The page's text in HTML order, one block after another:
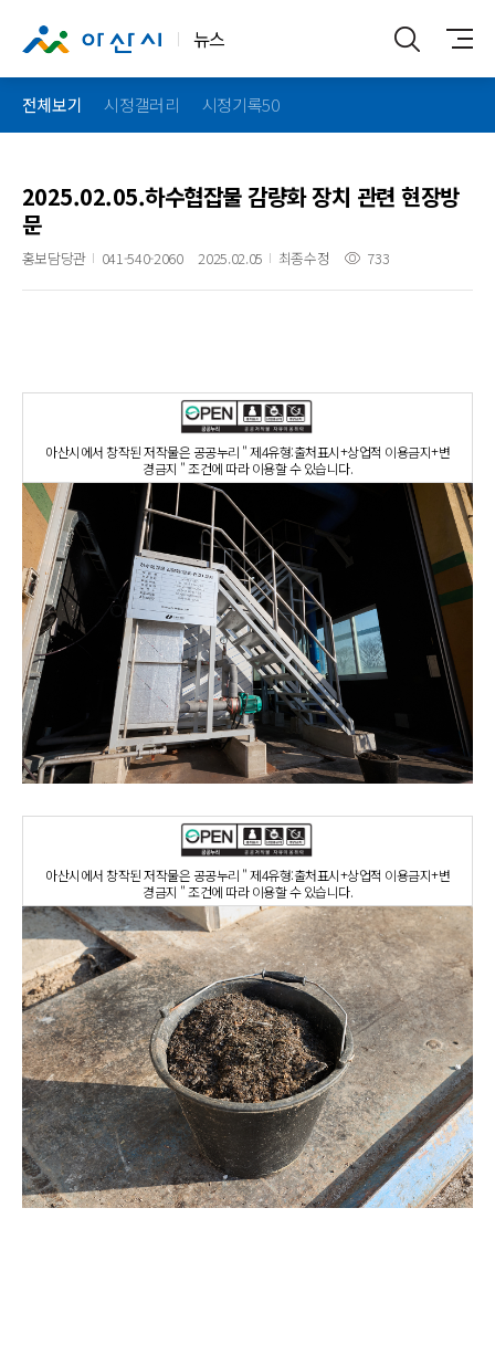
뉴스
전체보기 시정갤러리 시정기록50
2025.02.05.하수협잡물 감량화 장치 관련 현장방
문
홍보담당관 041-540-2060 2025.02.05 최종수정 733
아산시에서 창작된 저작물은 공공누리 " 제4유형:출처표시+상업적 이용금지+변
경금지 " 조건에 따라 이용할 수 있습니다.
아산시에서 창작된 저작물은 공공누리 " 제4유형:출처표시+상업적 이용금지+변
경금지 " 조건에 따라 이용할 수 있습니다.